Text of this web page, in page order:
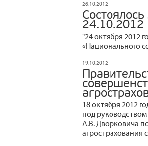
26.10.2012
24.10.2012
"24 октября 2012
«Национального
19.10.2012
18 октября 2012
под руководством
А.В. Дворковича
агрострахования